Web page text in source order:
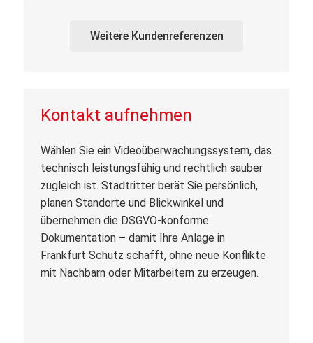
Weitere Kundenreferenzen
Kontakt aufnehmen
Wählen Sie ein Videoüberwachungssystem, das
technisch leistungsfähig und rechtlich sauber
zugleich ist. Stadtritter berät Sie persönlich,
planen Standorte und Blickwinkel und
übernehmen die DSGVO-konforme
Dokumentation – damit Ihre Anlage in
Frankfurt Schutz schafft, ohne neue Konflikte
mit Nachbarn oder Mitarbeitern zu erzeugen.